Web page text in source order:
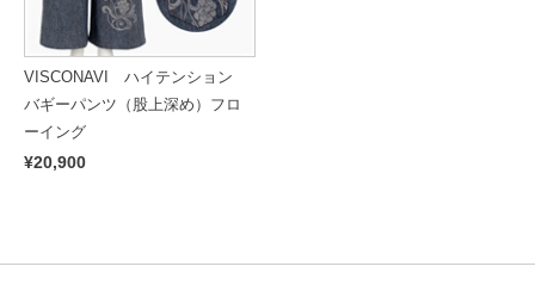
VISCONAVI ハイテンション
バギーパンツ（股上深め）フロ
ーイング
¥20,900